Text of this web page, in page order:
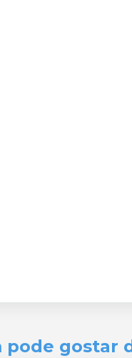
pode gostar